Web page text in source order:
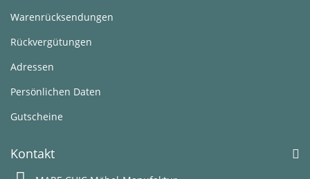
Warenrücksendungen
Rückvergütungen
Adressen
Persönlichen Daten
Gutscheine
Kontakt